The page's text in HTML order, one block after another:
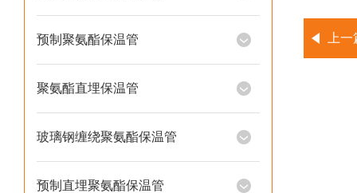
预制聚氨酯保温管
聚氨酯直埋保温管
玻璃钢缠绕聚氨酯保温管
预制直埋聚氨酯保温管
上